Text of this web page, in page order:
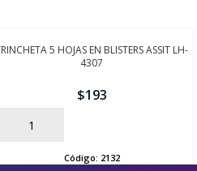
5 HOJAS EN BLISTERS ASSIT LH-
4307
$193
AÑADIR
Código: 2132